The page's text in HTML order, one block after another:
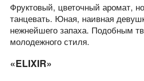
Фруктовый, цветочный аромат,
танцевать. Юная, наивная
нежнейшего запаха. Подобным
молодежного стиля.
«ELIXIR»